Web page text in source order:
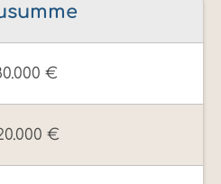
€
€